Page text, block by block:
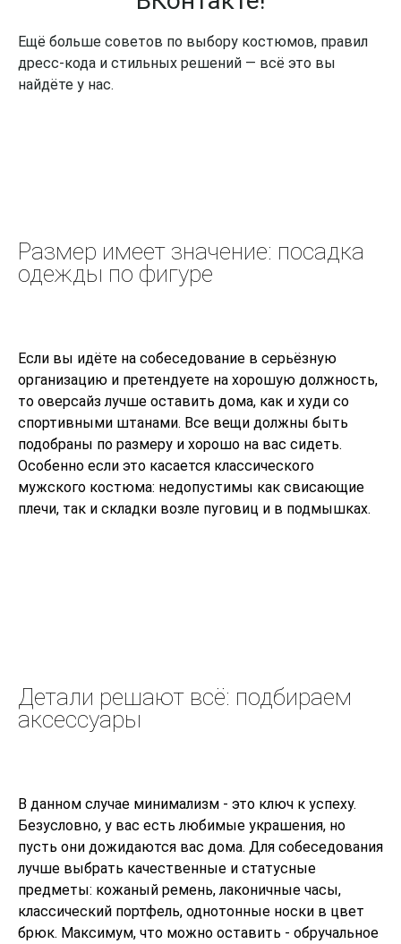
Ещё больше советов по выбору костюмов, правил
дресс-кода и стильных решений — всё это вы
найдёте у нас.
Размер имеет значение: посадка
одежды по фигуре
Если вы идёте на собеседование в серьёзную
организацию и претендуете на хорошую должность,
то оверсайз лучше оставить дома, как и худи со
спортивными штанами. Все вещи должны быть
подобраны по размеру и хорошо на вас сидеть.
Особенно если это касается классического
мужского костюма: недопустимы как свисающие
плечи, так и складки возле пуговиц и в подмышках.
Детали решают всё: подбираем
аксессуары
В данном случае минимализм - это ключ к успеху.
Безусловно, у вас есть любимые украшения, но
пусть они дожидаются вас дома. Для собеседования
лучше выбрать качественные и статусные
предметы: кожаный ремень, лаконичные часы,
классический портфель, однотонные носки в цвет
брюк. Максимум, что можно оставить - обручальное